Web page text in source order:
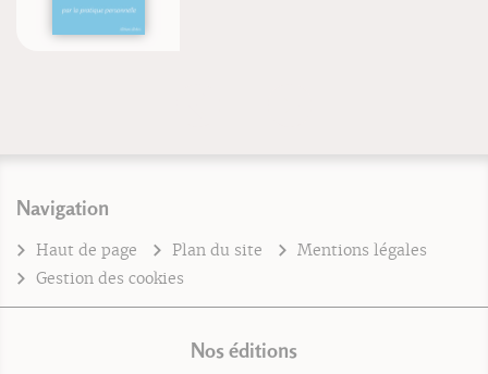
Navigation
Haut de page Plan du site
Mentions légales
Gestion des cookies
Nos éditions